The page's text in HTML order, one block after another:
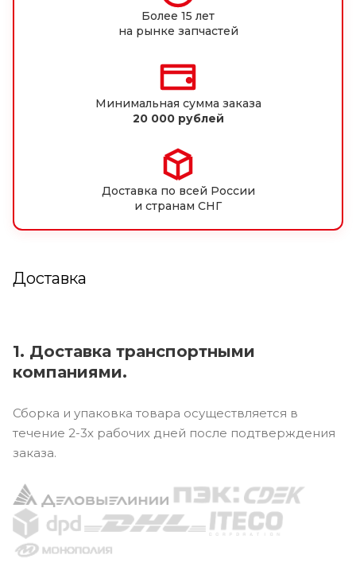
Более 15 лет
на рынке запчастей
Минимальная сумма заказа
20 000 рублей
Доставка по всей России
и странам СНГ
Доставка
1. Доставка транспортными
компаниями.
Сборка и упаковка товара осуществляется в
течение 2-3х рабочих дней после подтверждения
заказа.